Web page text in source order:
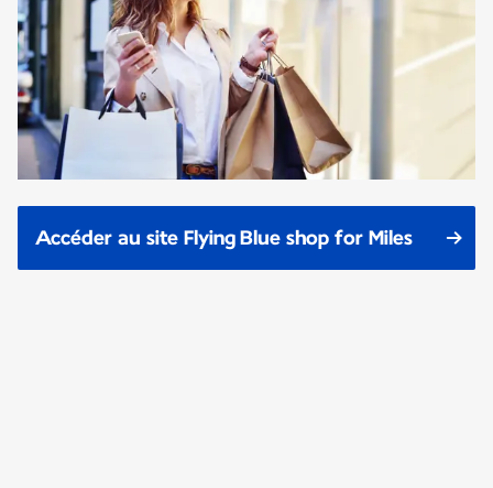
Accéder au site Flying Blue shop for Miles